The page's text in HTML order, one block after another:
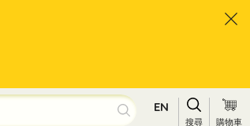
EN
搜尋 購物車